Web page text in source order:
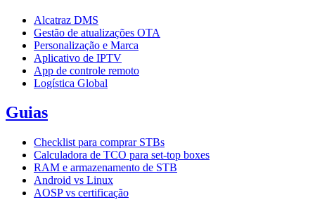
Alcatraz DMS
Gestão de atualizações OTA
Personalização e Marca
Aplicativo de IPTV
App de controle remoto
Logística Global
Guias
Checklist para comprar STBs
Calculadora de TCO para set-top boxes
RAM e armazenamento de STB
Android vs Linux
AOSP vs certificação